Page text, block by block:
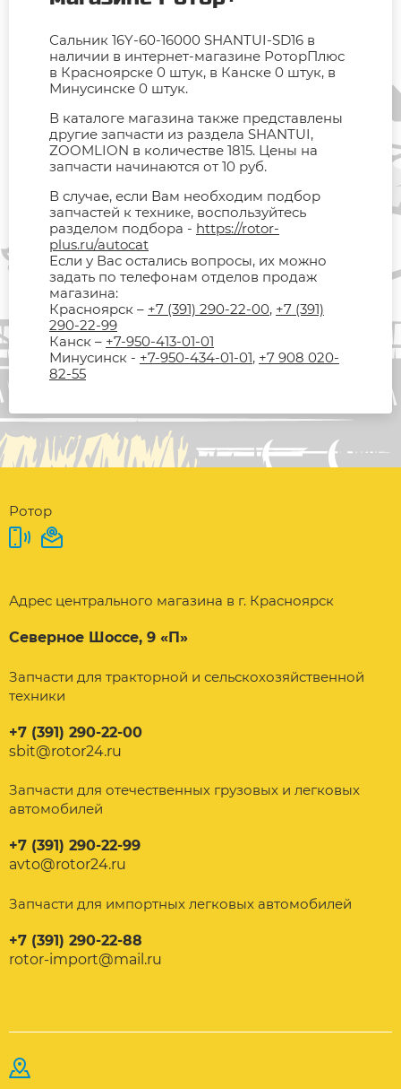
Сальник 16Y-60-16000 SHANTUI-SD16 в
наличии в интернет-магазине РоторПлюс
в Красноярске 0 штук, в Канске 0 штук, в
Минусинске 0 штук.
В каталоге магазина также представлены
другие запчасти из раздела SHANTUI,
ZOOMLION в количестве 1815. Цены на
запчасти начинаются от 10 руб.
В случае, если Вам необходим подбор
запчастей к технике, воспользуйтесь
разделом подбора - https://rotor-
plus.ru/autocat
Если у Вас остались вопросы, их можно
задать по телефонам отделов продаж
магазина:
Красноярск – +7 (391) 290-22-00, +7 (391)
290-22-99
Канск – +7-950-413-01-01
Минусинск - +7-950-434-01-01, +7 908 020-
82-55
Ротор
Адрес центрального магазина в г. Красноярск
Северное Шоссе, 9 «П»
Запчасти для тракторной и сельскохозяйственной
техники
+7 (391) 290-22-00
sbit@rotor24.ru
Запчасти для отечественных грузовых и легковых
автомобилей
+7 (391) 290-22-99
avto@rotor24.ru
Запчасти для импортных легковых автомобилей
+7 (391) 290-22-88
rotor-import@mail.ru